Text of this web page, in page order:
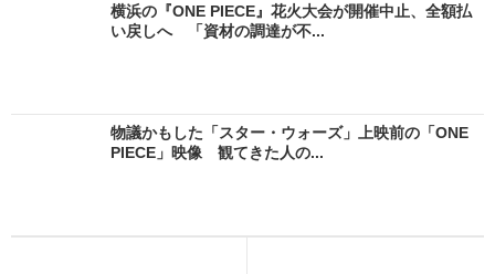
横浜の『ONE PIECE』花火大会が開催中止、全額払
い戻しへ 「資材の調達が不...
物議かもした「スター・ウォーズ」上映前の「ONE
PIECE」映像 観てきた人の...